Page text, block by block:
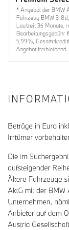
* Angebot der BMW
Fahrzeug BMW
Laufzeit 36 Monate,
Bearbeitungsgebühr
5,99%,
Angebot
Beträge in Euro
Irrtümer
Die im
aufsteigender
Ältere Fahrzeuge
AktG mit der BMW
Unternehmen,
Anbieter auf dem
Austria